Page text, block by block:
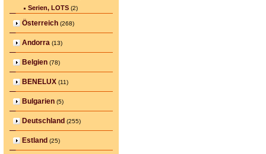
Serien, LOTS (2)
Österreich (268)
Andorra (13)
Belgien (78)
BENELUX (11)
Bulgarien (5)
Deutschland (255)
Estland (25)